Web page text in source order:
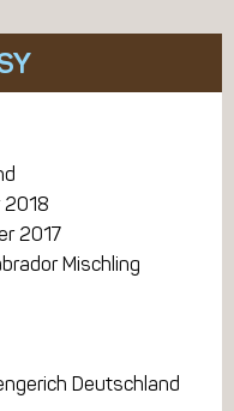
2018
2017
Mischling
Deutschland